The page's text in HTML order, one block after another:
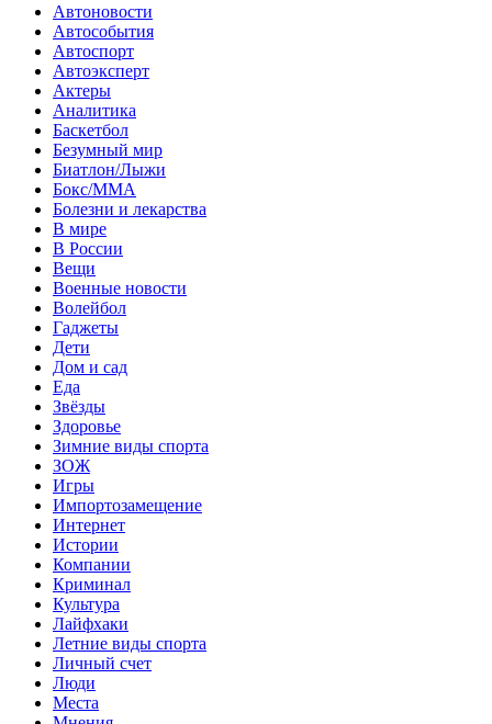
Автоновости
Автособытия
Автоспорт
Автоэксперт
Актеры
Аналитика
Баскетбол
Безумный мир
Биатлон/Лыжи
Бокс/MMA
Болезни и лекарства
В мире
В России
Вещи
Военные новости
Волейбол
Гаджеты
Дети
Дом и сад
Еда
Звёзды
Здоровье
Зимние виды спорта
ЗОЖ
Игры
Импортозамещение
Интернет
Истории
Компании
Криминал
Культура
Лайфхаки
Летние виды спорта
Личный счет
Люди
Места